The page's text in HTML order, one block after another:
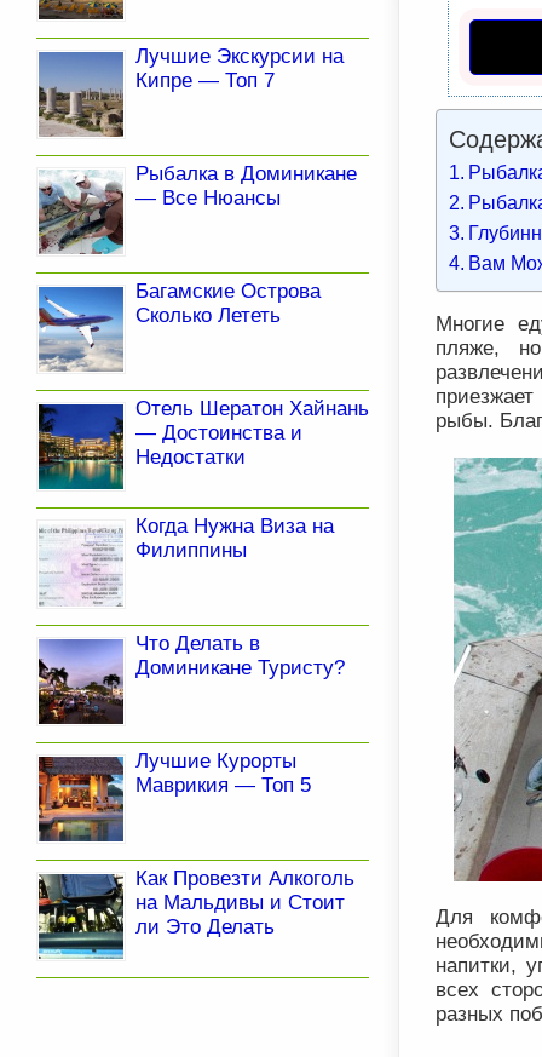
Вам
Многие
пляже,
рыбы.
Для
напитки,
всех
разных
Лучшие Экскурсии на
Кипре — Топ 7
Рыбалка в Доминикане
— Все Нюансы
Багамские Острова
Сколько Лететь
Отель Шератон Хайнань
— Достоинства и
Недостатки
Когда Нужна Виза на
Филиппины
Что Делать в
Доминикане Туристу?
Лучшие Курорты
Маврикия — Топ 5
Как Провезти Алкоголь
на Мальдивы и Стоит
ли Это Делать